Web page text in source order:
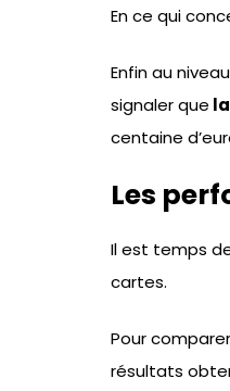
En ce qui
Enfin au
signaler que
centaine
Les
Il est temps
cartes.
Pour
résultats